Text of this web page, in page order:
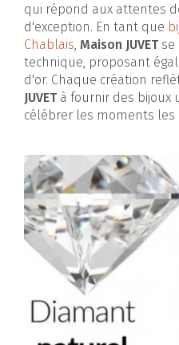
qui répond aux attentes
d'exception. En tant que
Chablais, Maison JUVETse
technique, proposant
d'or. Chaque création
JUVETà fournir des bijoux
célébrer les moments les